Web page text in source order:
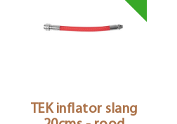
TEK inflator slang